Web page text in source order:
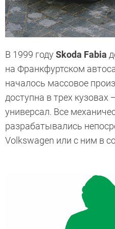
В 1999 годуSkoda Fabia
на Франкфуртском
началось массовое
доступна в трех кузовах
универсал. Все
разрабатывались
Volkswagen или с ним в